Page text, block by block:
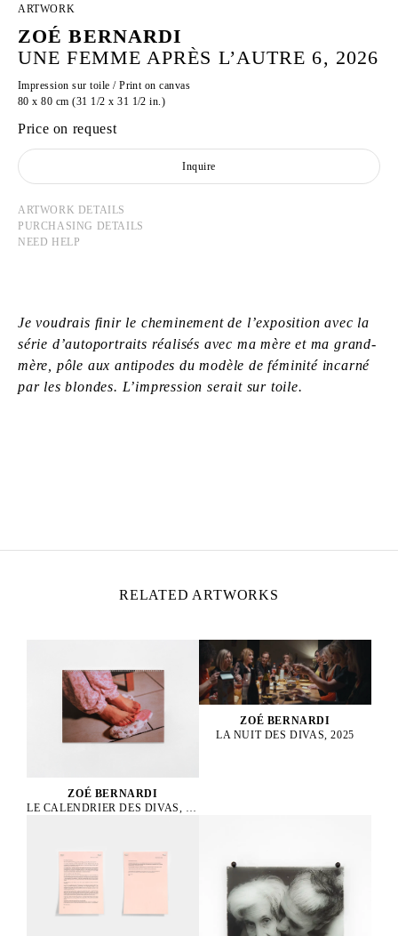
ARTWORK
ZOÉ BERNARDI
UNE FEMME APRÈS L’AUTRE 6, 2026
Impression sur toile / Print on canvas
80 x 80 cm (31 1/2 x 31 1/2 in.)
Price on request
Inquire
ARTWORK DETAILS
PURCHASING DETAILS
NEED HELP
Je voudrais finir le cheminement de l’exposition avec la
série d’autoportraits réalisés avec ma mère et ma grand-
mère, pôle aux antipodes du modèle de féminité incarné
par les blondes. L’impression serait sur toile.
RELATED ARTWORKS
ZOÉ BERNARDI
LE CALENDRIER DES DIVAS, 2025
ZOÉ BERNARDI
LA NUIT DES DIVAS, 2025